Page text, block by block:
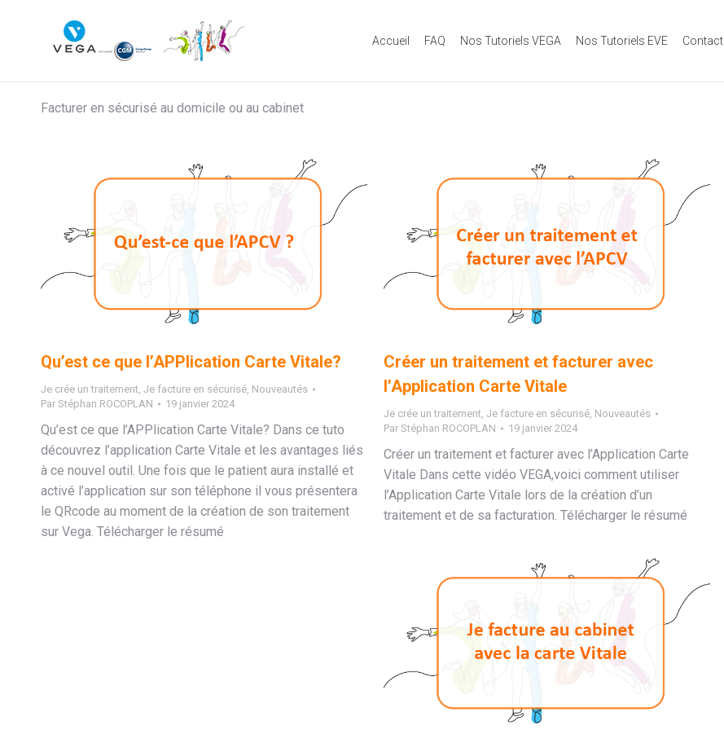
Accueil FAQ Nos Tutoriels VEGA Nos Tutoriels EVE Contact
Facturer en sécurisé au domicile ou au cabinet
Qu’est ce que l’APPlication Carte Vitale?
Je crée un traitement, Je facture en sécurisé, Nouveautés
Par Stéphan ROCOPLAN 19 janvier 2024
Qu’est ce que l’APPlication Carte Vitale? Dans ce tuto
découvrez l’application Carte Vitale et les avantages liés
à ce nouvel outil. Une fois que le patient aura installé et
activé l’application sur son téléphone il vous présentera
le QRcode au moment de la création de son traitement
sur Vega. Télécharger le résumé
Créer un traitement et facturer avec
l’Application Carte Vitale
Je crée un traitement, Je facture en sécurisé, Nouveautés
Par Stéphan ROCOPLAN 19 janvier 2024
Créer un traitement et facturer avec l’Application Carte
Vitale Dans cette vidéo VEGA,voici comment utiliser
l’Application Carte Vitale lors de la création d’un
traitement et de sa facturation. Télécharger le résumé